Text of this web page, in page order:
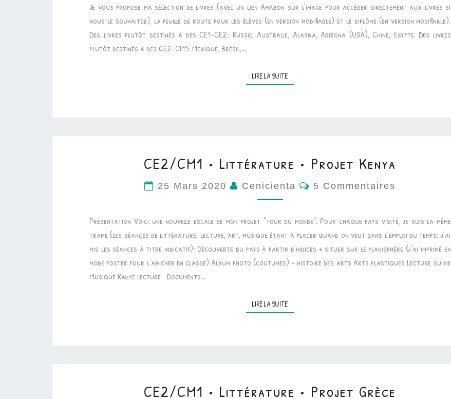
Je vous propose ma sélection de livres (avec un lien Amazon sur l’image pour accéder directement aux livres si
vous le souhaitez), la feuille de route pour les élèves (en version modifiable) et le diplôme (en version modifiable).
Des livres plutôt destinés à des CE1-CE2: Russie, Australie, Alaska, Arizona (USA), Chine, Egypte. Des livres
plutôt destinés à des CE2-CM1: Mexique, Brésil,…
LIRE LA SUITELIRE LA SUITE
CE2/CM1 • Littérature • Projet Kenya
25 Mars 2020 Cenicienta Commentaires
5 Commentaires
Présentation Voici une nouvelle escale de mon projet “tour du monde“. Pour chaque pays visité, je suis la même
trame (les séances de littérature, lecture, art, musique étant à placer quand on veut dans l’emploi du temps: j’ai
mis les séances à titre indicatif): Découverte du pays à partir d’indices + situer sur le planisphère (j’ai imprimé en
mode poster pour l’afficher en classe) Album photo (coutumes) + histoire des arts Arts plastiques Lecture suivie
Musique Rallye lecture Documents…
LIRE LA SUITELIRE LA SUITE
CE2/CM1 • Littérature • Projet Grèce